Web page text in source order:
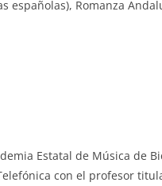
españolas), Romanza
Estatal de Música de
con el profesor